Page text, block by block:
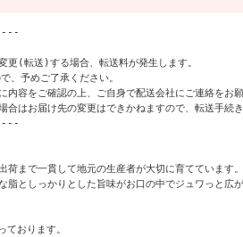
更(転送)する場合、転送料が発生します。
、予めご了承ください。
容をご確認の上、ご自身で配送会社にご連絡をお願
はお届け先の変更はできかねますので、転送手続き
まで一貫して地元の生産者が大切に育てています。
としっかりとした旨味がお口の中でジュワっと広が
おります。